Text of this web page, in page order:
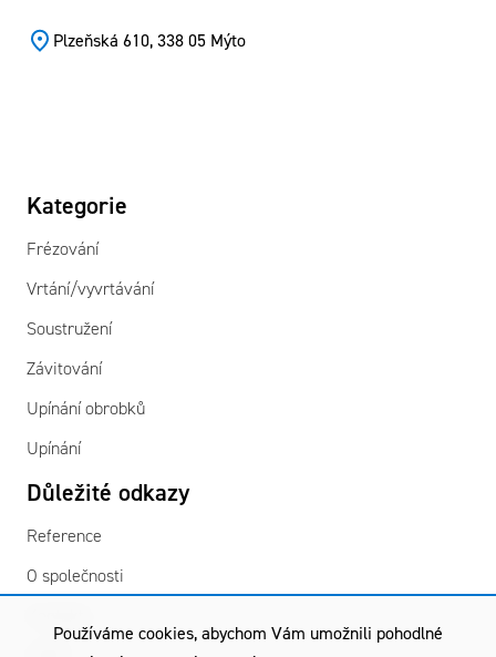
Používáme cookies, abychom Vám umožnili pohodlné
Plzeňská 610, 338 05 Mýto
Kategorie
Frézování
Vrtání/vyvrtávání
Soustružení
Závitování
Upínání obrobků
Upínání
Důležité odkazy
Reference
O společnosti